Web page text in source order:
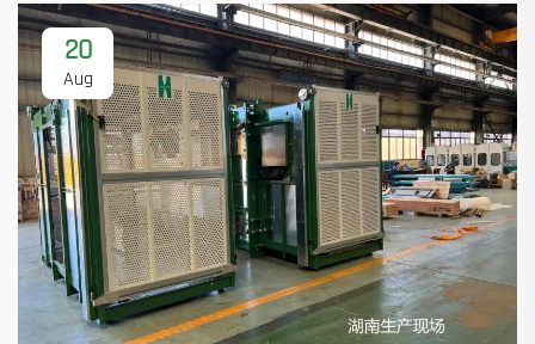
20
Aug